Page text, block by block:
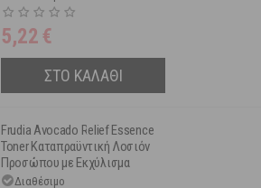
5,22 €
ΣΤΟ ΚΑΛΑΘΙ
Frudia Avocado Relief Essence
Toner Καταπραϋντική Λοσιόν
Προσώπου με Εκχύλισμα
Αβοκάντο 195 ml
Διαθέσιμο